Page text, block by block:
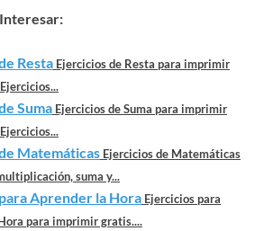
Resta Ejercicios de Resta para imprimir
Suma Ejercicios de Suma para imprimir
Matemáticas Ejercicios de Matemáticas
suma y...
Aprender la Hora Ejercicios para
para imprimir gratis....